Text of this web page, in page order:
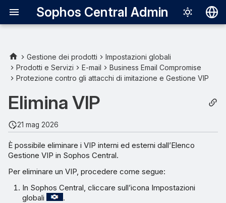
Sophos Central Admin
Español
한국어
Gestione dei prodotti
Impostazioni globali
Prodotti e Servizi
E-mail
Business Email Compromise
Protezione contro gli attacchi di imitazione e Gestione VIP
Elimina VIP
21 mag 2026
È possibile eliminare i VIP interni ed esterni dall’Elenco
Gestione VIP in Sophos Central.
Per eliminare un VIP, procedere come segue:
In Sophos Central, cliccare sull’icona Impostazioni
globali
.